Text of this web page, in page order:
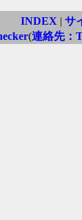
INDEX | サ
(連絡先：